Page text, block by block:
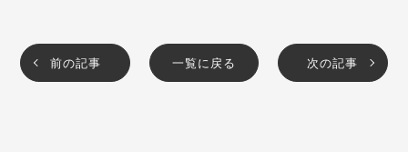
前の記事 一覧に戻る 次の記事